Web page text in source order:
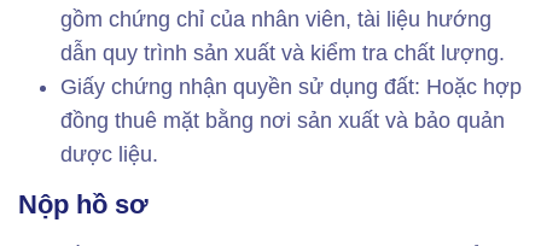
gồm chứng chỉ của nhân viên, tài liệu hướng
dẫn quy trình sản xuất và kiểm tra chất lượng.
Giấy chứng nhận quyền sử dụng đất: Hoặc hợp
đồng thuê mặt bằng nơi sản xuất và bảo quản
dược liệu.
Nộp hồ sơ